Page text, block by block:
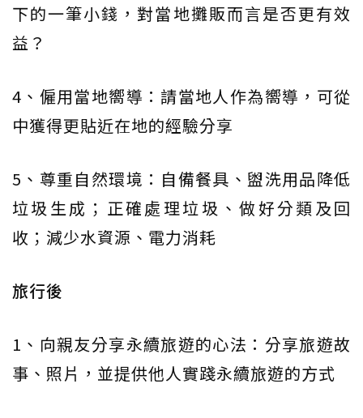
下的一筆小錢，對當地攤販而言是否更有效
益？
4、僱用當地嚮導：請當地人作為嚮導，可從
中獲得更貼近在地的經驗分享
5、尊重自然環境：自備餐具、盥洗用品降低
垃圾生成；正確處理垃圾、做好分類及回
收；減少水資源、電力消耗
旅行後
1、向親友分享永續旅遊的心法：分享旅遊故
事、照片，並提供他人實踐永續旅遊的方式